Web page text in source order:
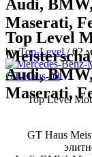
Top Level
Audi,
Maserati,
Audi,
Maserati,
byTop-Level/02
Top Level
GT Haus